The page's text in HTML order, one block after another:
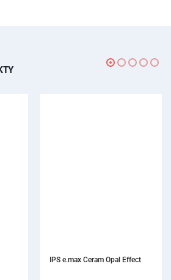
IPS e.max Ceram Opal Effect